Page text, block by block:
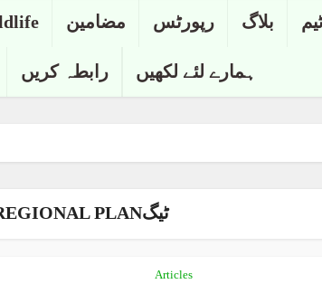
بلاگ رپورٹس مضامین
ہمارے لئے لکھیں رابطہ کریں
ٹیگGREATER KARACHI REGIONAL PLAN
Articles